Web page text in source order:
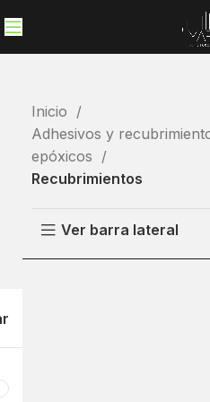
Inicio
Adhesivos y
epóxicos
Recubrimientos
Ver barra lateral